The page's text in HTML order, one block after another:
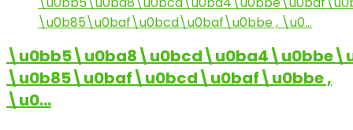
\u0b85\u0baf\u0bcd\u0baf\u0bbe ,
\u0…